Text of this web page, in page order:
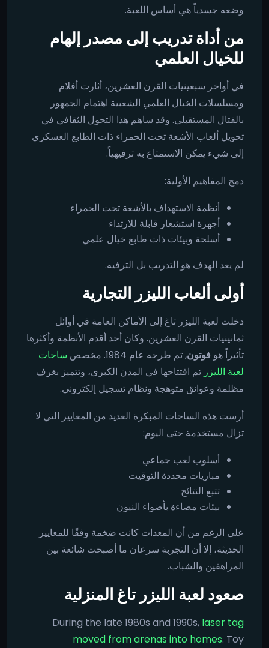
وضعه جسدياً هي أساس اللعبة.
من أداة تدريب إلى مصدر إلهام
للخيال العلمي
في أواخر سبعينيات القرن العشرين، أثارت أفلام
ومسلسلات الخيال العلمي الشعبية اهتمام الجمهور
بالقتال المستقبلي. وقد ساهم هذا التحول الثقافي في
تحويل ألعاب الأشعة تحت الحمراء ذات الطابع العسكري
إلى شيء يمكن الاستمتاع به ترفيهياً.
دمج المفاهيم الأولية:
أنظمة الاستهداف بالأشعة تحت الحمراء
أجهزة استشعار قابلة للارتداء
أسلحة وبيئات ذات طابع خيال علمي
لم يعد الهدف هو التدريب بل الترفيه.
أولى ألعاب الليزر التجارية
دخلت لعبة الليزر تاغ إلى الأماكن العامة في أوائل
ثمانينيات القرن العشرين. وكان أحد أقدم الأنظمة وأكثرها
تأثيراً هو فوتون, تم طرحه عام 1984. مخصص
ساحات
لعبة الليزر تم افتتاحها في المدن الكبرى، وتتميز بغرف
مظلمة وعوائق متوهجة ونظام تسجيل إلكتروني.
أرست هذه الساحات المبكرة العديد من المعايير التي لا
تزال مستخدمة حتى اليوم:
أسلوب لعب جماعي
مباريات محددة التوقيت
تتبع النتائج
بيئات مضاءة بأضواء النيون
على الرغم من أن المعدات كانت ضخمة وفقًا للمعايير
الحديثة، إلا أن التجربة سرعان ما أصبحت شائعة بين
المراهقين والشباب.
صعود لعبة الليزر تاغ المنزلية
During the late 1980s and 1990s, laser tag
moved from arenas into homes. Toy